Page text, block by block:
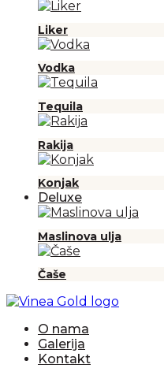
Liker
Vodka
Tequila
Rakija
Konjak
Deluxe
Maslinova ulja
Čaše
O nama
Galerija
Kontakt